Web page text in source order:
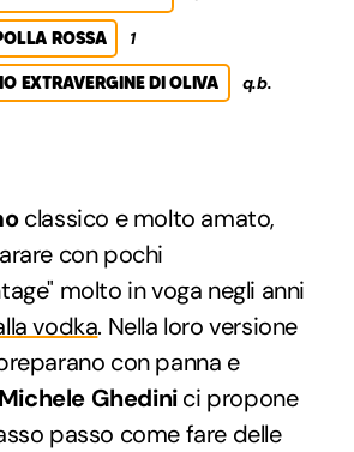
ROSSA 1
EXTRAVERGINE DI OLIVA q.b.
classico e molto amato,
con pochi
molto in voga negli anni
vodka. Nella loro versione
con panna e
Ghedinici propone
passo come fare delle